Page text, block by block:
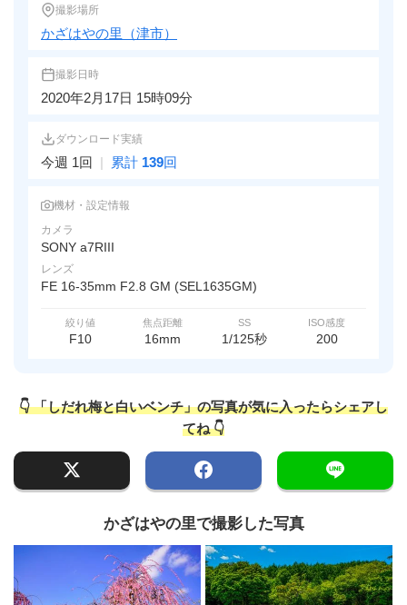
撮影場所
かざはやの里（津市）
撮影日時
2020年2月17日 15時09分
ダウンロード実績
今週 1回 | 累計 139回
機材・設定情報
カメラ
SONY a7RIII
レンズ
FE 16-35mm F2.8 GM (SEL1635GM)
絞り値
F10
焦点距離
16mm
SS
1/125秒
ISO感度
200
👇 「しだれ梅と白いベンチ」の写真が気に入ったらシェアし
てね 👇
かざはやの里で撮影した写真